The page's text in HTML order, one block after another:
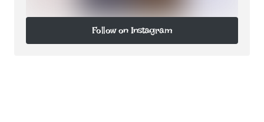
Follow on Instagram
Follow on Instagram